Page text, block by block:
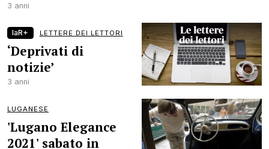
3 anni
laR+ LETTERE DEI LETTORI
‘Deprivati di
notizie’
3 anni
LUGANESE
'Lugano Elegance
2021' sabato in